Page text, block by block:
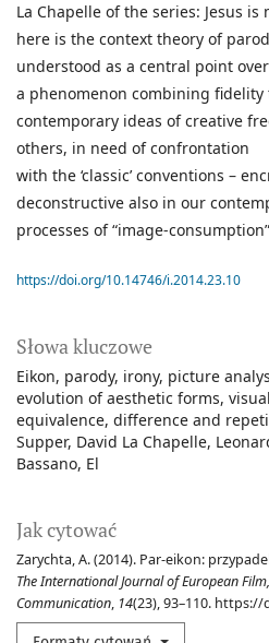
Słowa kluczowe
Eikon parody irony picture
evolution of aesthetic forms
equivalence difference and
Supper David La Chapelle
Bassano El
Jak cytować
Zarychta, A. (2014). Par-eikon:
The International Journal of European
Communication, 14(23), 93–110.
La Chapelle of the series: Jesus
here is the context theory of
understood as a central point
a phenomenon combining
contemporary ideas of creative
others, in need of confrontation
with the ‘classic’ conventions –
deconstructive also in our
processes of “image-
https://doi.org/10.14746/i.2014.23.10